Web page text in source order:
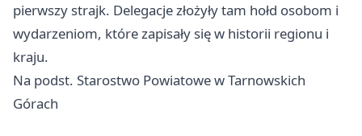
pierwszy strajk. Delegacje złożyły tam hołd osobom i
wydarzeniom, które zapisały się w historii regionu i
kraju.
Na podst. Starostwo Powiatowe w Tarnowskich
Górach